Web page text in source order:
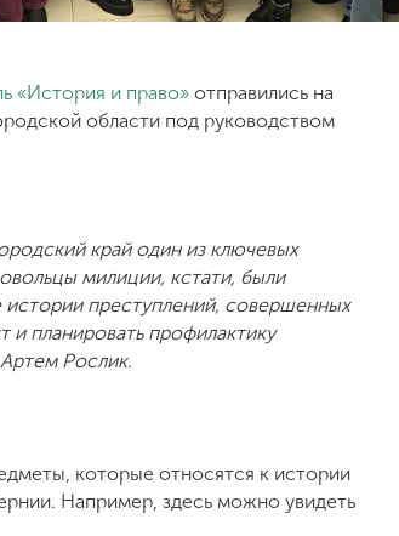
«История и право» отправились на
области под руководством
край один из ключевых
милиции, кстати, были
преступлений, совершенных
и планировать профилактику
Рослик.
которые относятся к истории
Например, здесь можно увидеть